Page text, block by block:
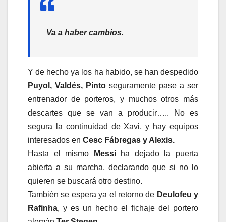
Va a haber cambios.
Y de hecho ya los ha habido, se han despedido
Puyol, Valdés, Pinto seguramente pase a ser
entrenador de porteros, y muchos otros más
descartes que se van a producir….. No es
segura la continuidad de Xavi, y hay equipos
interesados en Cesc Fábregas y Alexis.
Hasta el mismo
Messiha dejado la puerta
abierta a su marcha, declarando que si no lo
quieren se buscará otro destino.
También se espera ya el retorno de Deulofeu y
Rafinha, y es un hecho el fichaje del portero